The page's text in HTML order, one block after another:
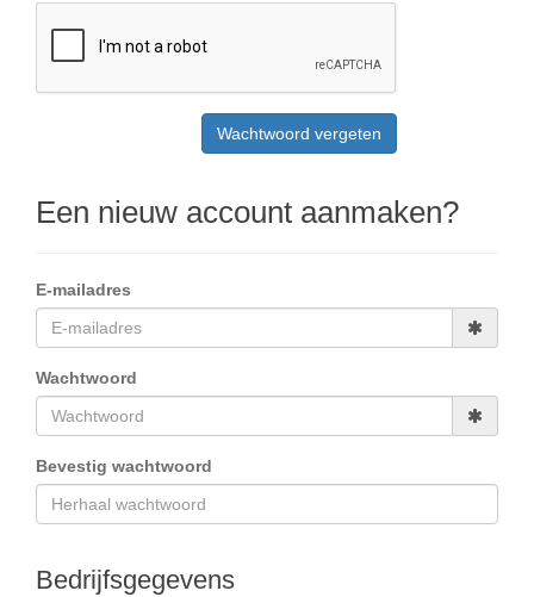
Een nieuw account aanmaken?
E-mailadres
Wachtwoord
Bevestig wachtwoord
Bedrijfsgegevens